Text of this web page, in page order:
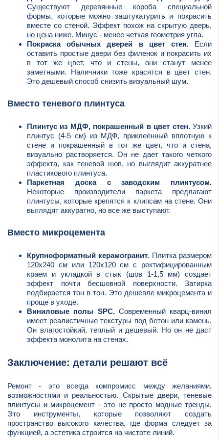
Существуют деревянные короба специальной
формы, которые можно заштукатурить и покрасить
вместе со стеной. Эффект похож на скрытую дверь,
но цена ниже. Минус - менее четкая геометрия угла.
Покраска обычных дверей в цвет стен.Если
оставить простые двери без филенок и покрасить их
в тот же цвет, что и стены, они станут менее
заметными. Наличники тоже красятся в цвет стен.
Это дешевый способ снизить визуальный шум.
Вместо теневого плинтуса
Плинтус из МДФ, покрашенный в цвет стен.Узкий
плинтус (4-5 см) из МДФ, приклеенный вплотную к
стене и покрашенный в тот же цвет, что и стена,
визуально растворяется. Он не дает такого четкого
эффекта, как теневой шов, но выглядит аккуратнее
пластикового плинтуса.
Паркетная доска с заводским плинтусом.
Некоторые производители паркета предлагают
плинтусы, которые крепятся к клипсам на стене. Они
выглядят аккуратно, но все же выступают.
Вместо микроцемента
Крупноформатный керамогранит. Плитка размером
120х240 см или 120х120 см с ректифицированным
краем и укладкой в стык (шов 1-1,5 мм) создает
эффект почти бесшовной поверхности. Затирка
подбирается тон в тон. Это дешевле микроцемента и
проще в уходе.
Виниловые полы SPC.Современный кварц-винил
имеет реалистичные текстуры под бетон или камень.
Он влагостойкий, теплый и дешевый. Но он не даст
эффекта монолита на стенах.
Заключение: детали решают всё
Ремонт - это всегда компромисс между желаниями,
возможностями и реальностью. Скрытые двери, теневые
плинтусы и микроцемент - это не просто модные тренды.
Это инструменты, которые позволяют создать
пространство высокого качества, где форма следует за
функцией, а эстетика строится на чистоте линий.